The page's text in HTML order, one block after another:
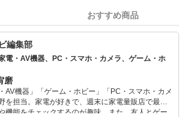
おすすめ商品
編集部
電・AV機器、PC・スマホ・カメラ、ゲーム・ホ
磨
・AV機器」「ゲーム・ホビー」「PC・スマホ・カメ
を担当。家電が好きで、週末に家電量販店で最新
機能をチェックするのが趣味。また、友人とゲー